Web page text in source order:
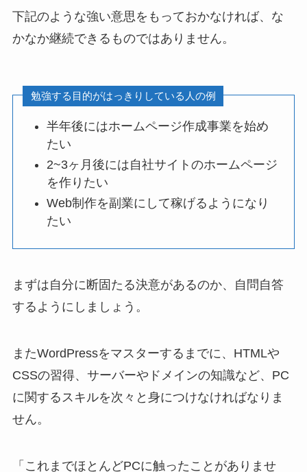
下記のような強い意思をもっておかなければ、な
かなか継続できるものではありません。
勉強する目的がはっきりしている人の例
半年後にはホームページ作成事業を始め
たい
2~3ヶ月後には自社サイトのホームページ
を作りたい
Web制作を副業にして稼げるようになり
たい
まずは自分に断固たる決意があるのか、自問自答
するようにしましょう。
またWordPressをマスターするまでに、HTMLや
CSSの習得、サーバーやドメインの知識など、PC
に関するスキルを次々と身につけなければなりま
せん。
「これまでほとんどPCに触ったことがありませ